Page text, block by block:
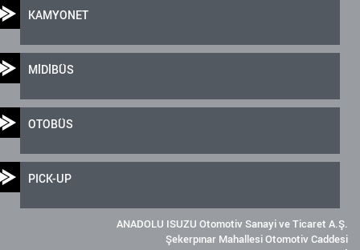
KAMYONET
MİDİBÜS
OTOBÜS
PICK-UP
ANADOLU ISUZU Otomotiv Sanayi ve Ticaret A.Ş.
Şekerpınar Mahallesi Otomotiv Caddesi